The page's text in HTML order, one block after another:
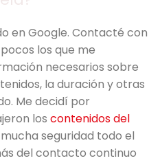
en Google. Contacté con
los que me
necesarios sobre
la duración y otras
Me decidí por
los contenidos del
seguridad todo el
del contacto continuo